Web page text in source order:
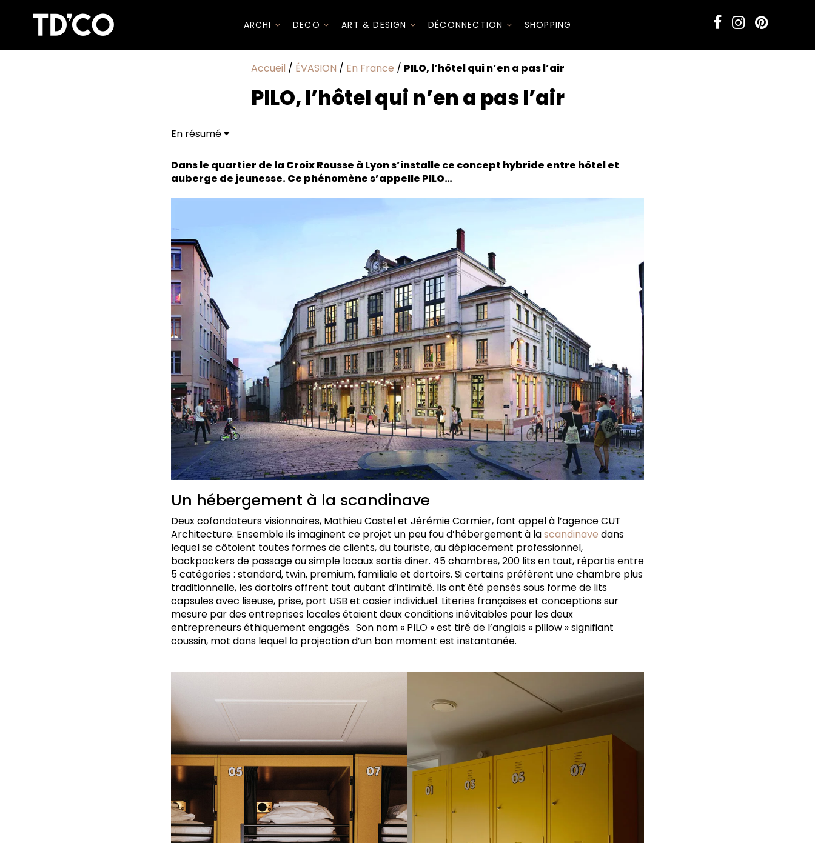
ARCHI DECO ART & DESIGN DÉCONNECTION SHOPPING
Accueil / ÉVASION / En France / PILO, l’hôtel qui n’en a pas l’air
PILO, l’hôtel qui n’en a pas l’air
En résumé
Pilo, un concept tourné vers le futur
Dans le quartier de la Croix Rousse à Lyon s’installe ce concept hybride entre hôtel et
auberge de jeunesse. Ce phénomène s’appelle PILO…
Un hébergement à la scandinave
Deux cofondateurs visionnaires, Mathieu Castel et Jérémie Cormier, font appel à l’agence CUT
Architecture. Ensemble ils imaginent ce projet un peu fou d’hébergement à lascandinave dans
lequel se côtoient toutes formes de clients, du touriste, au déplacement professionnel,
backpackers de passage ou simple locaux sortis diner. 45 chambres, 200 lits en tout, répartis entre
5 catégories : standard, twin, premium, familiale et dortoirs. Si certains préfèrent une chambre plus
traditionnelle, les dortoirs offrent tout autant d’intimité. Ils ont été pensés sous forme de lits
capsules avec liseuse, prise, port USB et casier individuel. Literies françaises et conceptions sur
mesure par des entreprises locales étaient deux conditions inévitables pour les deux
entrepreneurs éthiquement engagés. Son nom « PILO » est tiré de l’anglais « pillow » signifiant
coussin, mot dans lequel la projection d’un bon moment est instantanée.